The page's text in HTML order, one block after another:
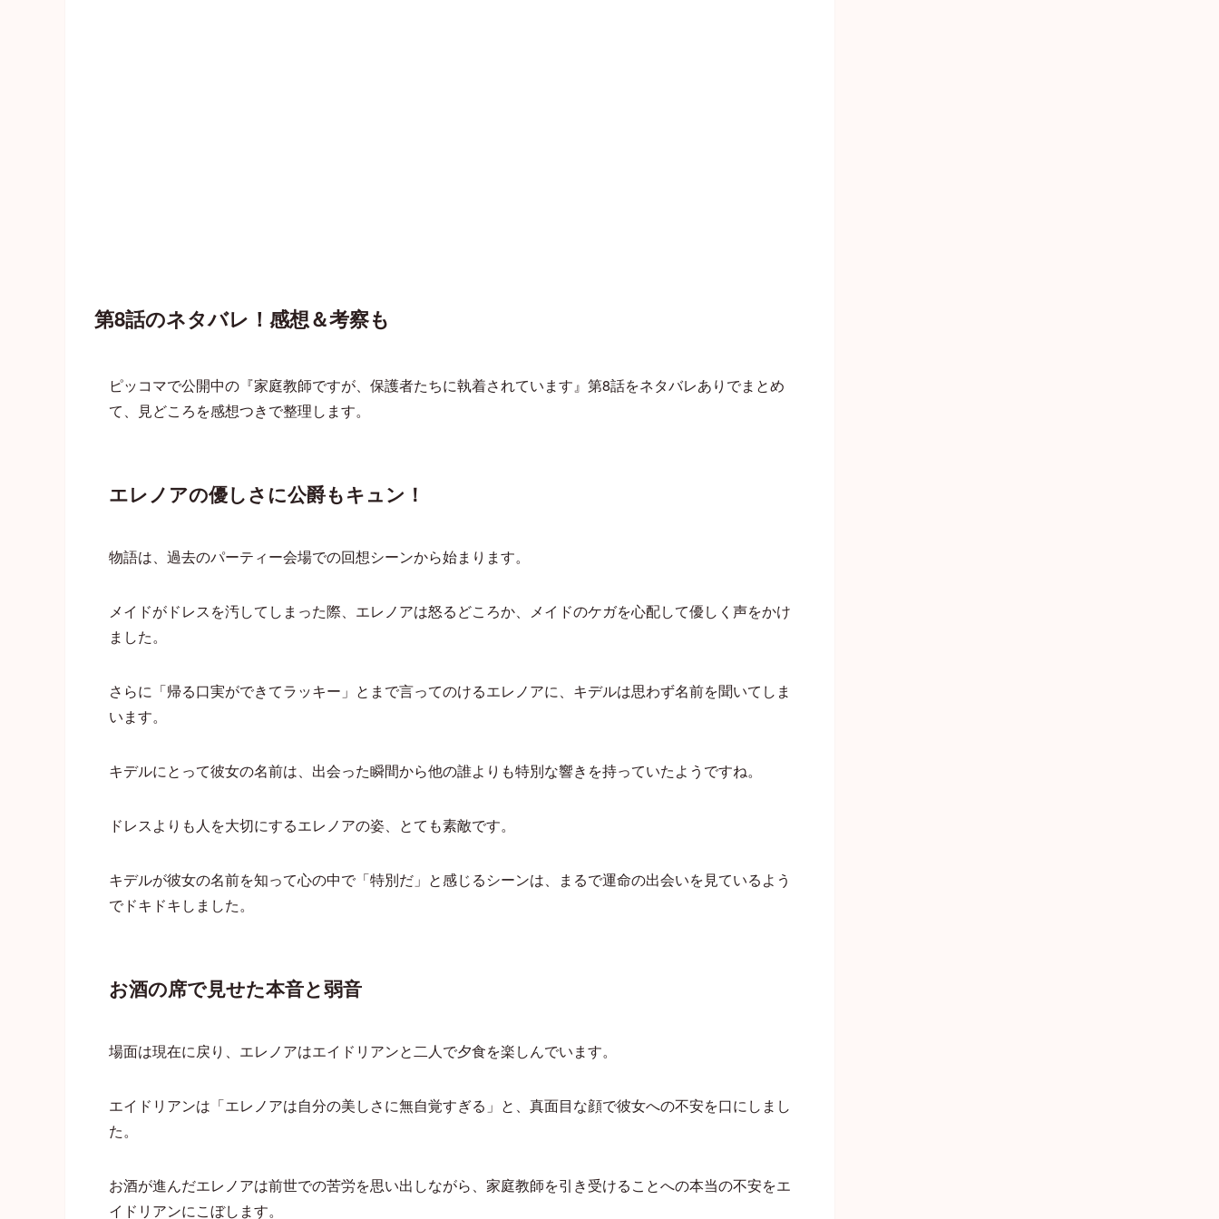
第8話のネタバレ！感想＆考察も
ピッコマで公開中の『家庭教師ですが、保護者たちに執着されています』第8話をネタバレありでまとめ
て、見どころを感想つきで整理します。
エレノアの優しさに公爵もキュン！
物語は、過去のパーティー会場での回想シーンから始まります。
メイドがドレスを汚してしまった際、エレノアは怒るどころか、メイドのケガを心配して優しく声をかけ
ました。
さらに「帰る口実ができてラッキー」とまで言ってのけるエレノアに、キデルは思わず名前を聞いてしま
います。
キデルにとって彼女の名前は、出会った瞬間から他の誰よりも特別な響きを持っていたようですね。
ドレスよりも人を大切にするエレノアの姿、とても素敵です。
キデルが彼女の名前を知って心の中で「特別だ」と感じるシーンは、まるで運命の出会いを見ているよう
でドキドキしました。
お酒の席で見せた本音と弱音
場面は現在に戻り、エレノアはエイドリアンと二人で夕食を楽しんでいます。
エイドリアンは「エレノアは自分の美しさに無自覚すぎる」と、真面目な顔で彼女への不安を口にしまし
た。
お酒が進んだエレノアは前世での苦労を思い出しながら、家庭教師を引き受けることへの本当の不安をエ
イドリアンにこぼします。